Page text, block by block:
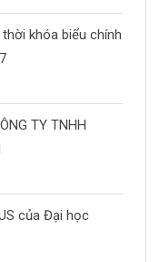
khóa biểu chính
TY TNHH
của Đại học